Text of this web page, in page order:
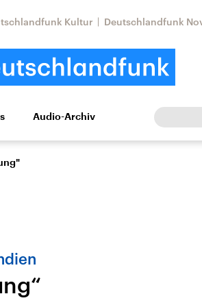
Kultur Deutschlandfunk
Kultur Europa
Lage und
Audio-Archiv